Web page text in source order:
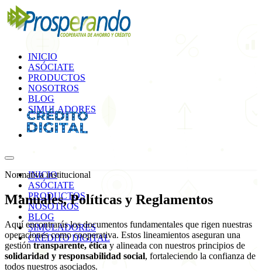
INICIO
ASÓCIATE
PRODUCTOS
NOSOTROS
BLOG
SIMULADORES
INICIO
ASÓCIATE
PRODUCTOS
NOSOTROS
BLOG
SIMULADORES
CRÉDITO DIGITAL
Normativa institucional
Manuales, Políticas y Reglamentos
Aquí encontrarás los documentos fundamentales que rigen nuestras
operaciones como cooperativa. Estos lineamientos aseguran una
gestióntransparente, éticay alineada con nuestros principios de
solidaridad y responsabilidad social, fortaleciendo la confianza de
todos nuestros asociados.